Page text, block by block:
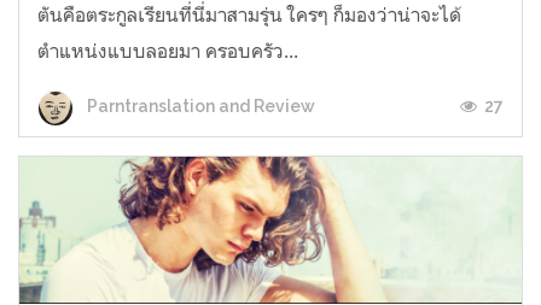
ตันคือตระกูลเรียนที่นี่มาสามรุ่น ใครๆ ก็มองว่าน่าจะได้
ตำแหน่งแบบลอยมา ครอบครัว...
Parntranslation and Review 27